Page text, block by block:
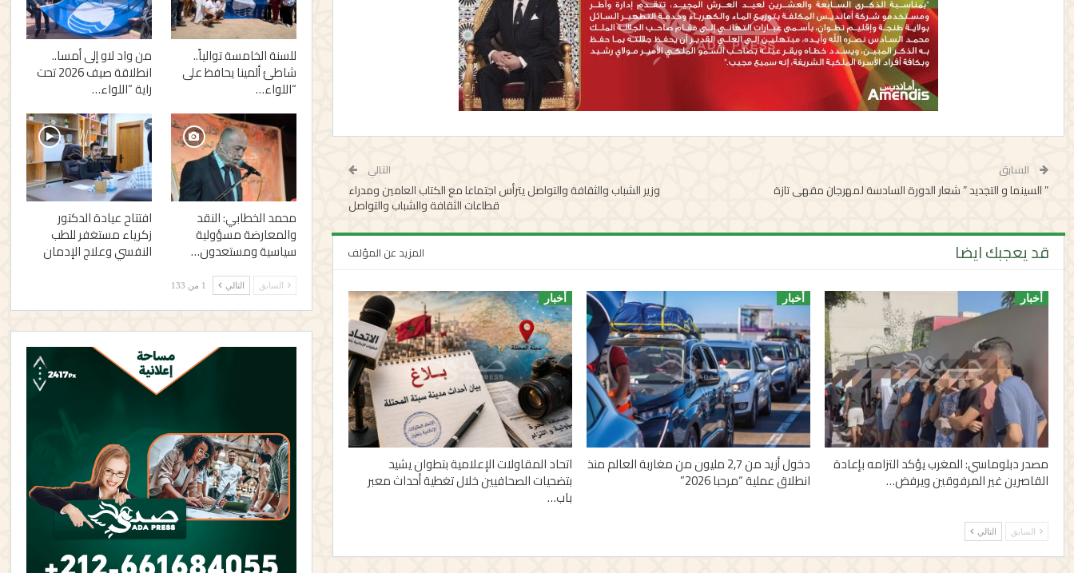
السابق
” السينما و التجديد ” شعار الدورة السادسة لمهرجان مقهى تازة
التالي
وزير الشباب والثقافة والتواصل يترأس اجتماعا مع الكتاب العامين ومدراء
قطاعات الثقافة والشباب والتواصل
قد يعجبك ايضا المزيد عن المؤلف
أخبار
مصدر دبلوماسي: المغرب يؤكد التزامه بإعادة
القاصرين غير المرفوقين ويرفض…
أخبار
دخول أزيد من 2,7 مليون من مغاربة العالم منذ
انطلاق عملية “مرحبا 2026”
أخبار
اتحاد المقاولات الإعلامية بتطوان يشيد
بتضحيات الصحافيين خلال تغطية أحداث معبر
باب…
السابق التالي
للسنة الخامسة توالياً..
شاطئ ألمينا يحافظ على
“اللواء…
من واد لاو إلى أمسا..
انطلاقة صيف 2026 تحت
راية “اللواء…
محمد الخطابي: النقد
والمعارضة مسؤولية
سياسية ومستعدون…
افتتاح عيادة الدكتور
زكرياء مستغفر للطب
النفسي وعلاج الإدمان
السابق التالي 1 من 133